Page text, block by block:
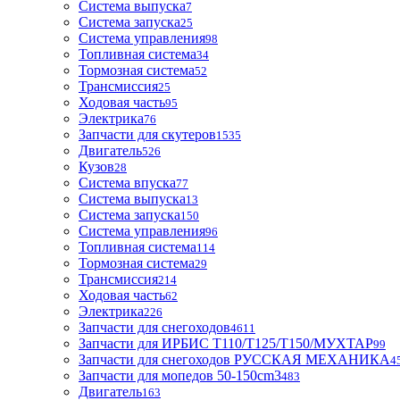
Система выпуска7
Система запуска25
Система управления98
Топливная система34
Тормозная система52
Трансмиссия25
Ходовая часть95
Электрика76
Запчасти для скутеров1535
Двигатель526
Кузов28
Система впуска77
Система выпуска13
Система запуска150
Система управления96
Топливная система114
Тормозная система29
Трансмиссия214
Ходовая часть62
Электрика226
Запчасти для снегоходов4611
Запчасти для ИРБИС T110/T125/T150/МУХТАР99
Запчасти для снегоходов РУССКАЯ МЕХАНИКА
Запчасти для мопедов 50-150cm3483
Двигатель163